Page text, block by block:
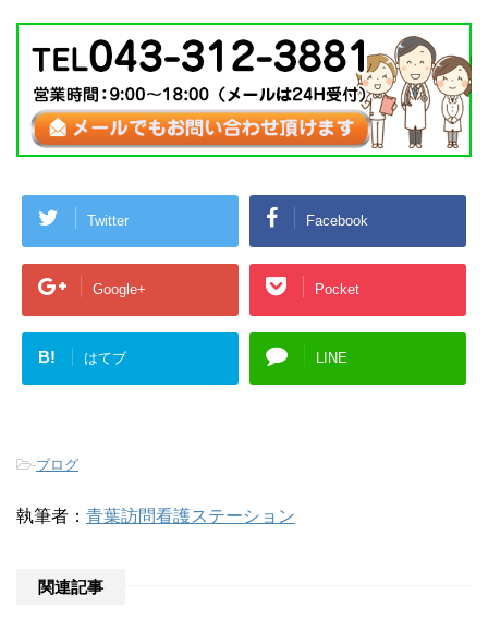
Twitter Facebook
Google+ Pocket
B! はてブ LINE
-ブログ
執筆者： 青葉訪問看護ステーション
関連記事